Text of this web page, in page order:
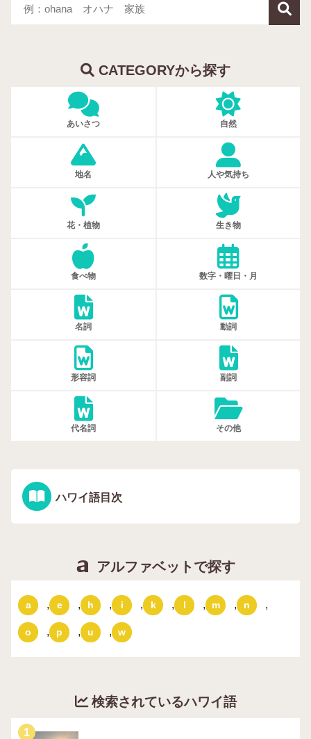
CATEGORYから探す
あいさつ 自然
地名 人や気持ち
花・植物 生き物
食べ物 数字・曜日・月
名詞 動詞
形容詞 副詞
代名詞 その他
ハワイ語目次
アルファベットで探す
a , e , h , i , k , l , m , n ,
o , p , u , w
検索されているハワイ語
1